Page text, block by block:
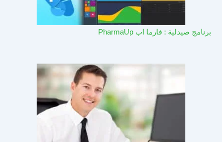
برنامج صيدلية : فارما اب PharmaUp​